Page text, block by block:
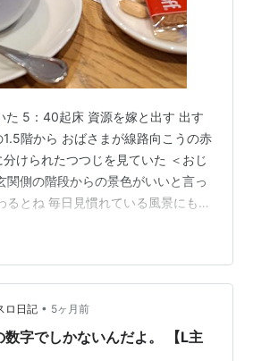
た 5：40起床 資源を嫁と出す 出す
階から おばさまが線路向こうの赤
けられたつつじを見ていた ＜おじ
関側の階段からの景色がいいと言っ
るとね 毎日見慣れている風景にもい
勤時右わきがひくひくと痛む イン
Ｅを飲む 無くなってしまった・・・
ドラ ・ＥＶＥ ・炭酸水 帰宅 嫁がい
を片付ける 炊飯 着替えて嫁とト
か刺身とか白ワインとか ルパン…
ロ日記 • 5ヶ月前
字でしかないんだよ。 【L主